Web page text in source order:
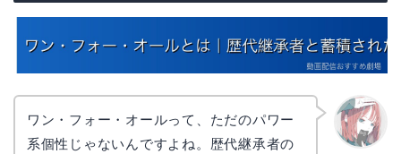
ワン・フォー・オールって、ただのパワー
系個性じゃないんですよね。歴代継承者の